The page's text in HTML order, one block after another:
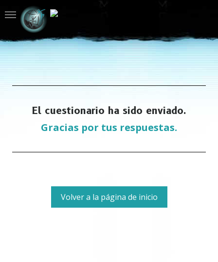
El cuestionario ha sido enviado.
Gracias por tus respuestas.
Volver a la página de inicio